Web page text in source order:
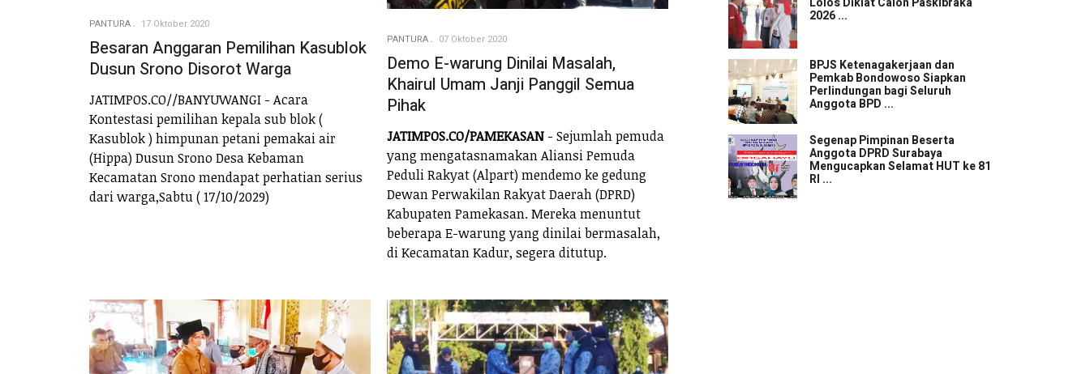
PANTURA 17 Oktober 2020
Besaran Anggaran Pemilihan Kasublok
Dusun Srono Disorot Warga
JATIMPOS.CO//BANYUWANGI - Acara
Kontestasi pemilihan kepala sub blok (
Kasublok ) himpunan petani pemakai air
(Hippa) Dusun Srono Desa Kebaman
Kecamatan Srono mendapat perhatian serius
dari warga,Sabtu ( 17/10/2029)
PANTURA 07 Oktober 2020
Demo E-warung Dinilai Masalah,
Khairul Umam Janji Panggil Semua
Pihak
JATIMPOS.CO/PAMEKASAN - Sejumlah pemuda
yang mengatasnamakan Aliansi Pemuda
Peduli Rakyat (Alpart) mendemo ke gedung
Dewan Perwakilan Rakyat Daerah (DPRD)
Kabupaten Pamekasan. Mereka menuntut
beberapa E-warung yang dinilai bermasalah,
di Kecamatan Kadur, segera ditutup.
2026 ...
BPJS Ketenagakerjaan dan
Pemkab Bondowoso Siapkan
Perlindungan bagi Seluruh
Anggota BPD ...
Segenap Pimpinan Beserta
Anggota DPRD Surabaya
Mengucapkan Selamat HUT ke 81
RI ...